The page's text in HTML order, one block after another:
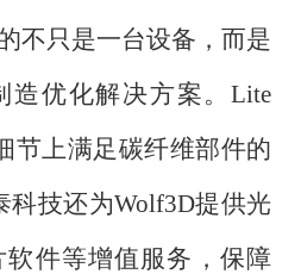
不只是一台设备，而是
造优化解决方案。Lite
节上满足碳纤维部件的
科技还为Wolf3D提供光
件等增值服务，保障